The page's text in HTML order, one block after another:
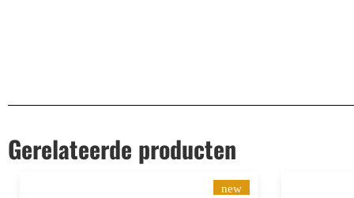
Gerelateerde producten
new